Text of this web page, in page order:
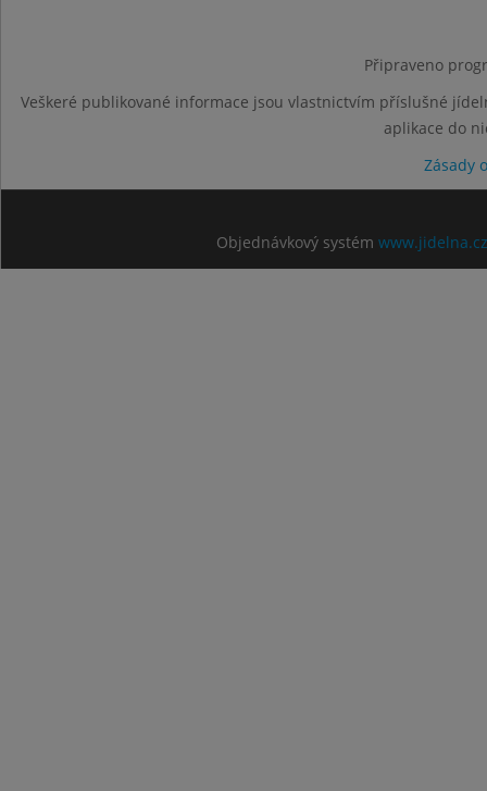
Připraveno
Veškeré publikované informace jsou vlastnictvím příslušné
aplikace do
Zásady
Objednávkový systém www.jidelna.cz